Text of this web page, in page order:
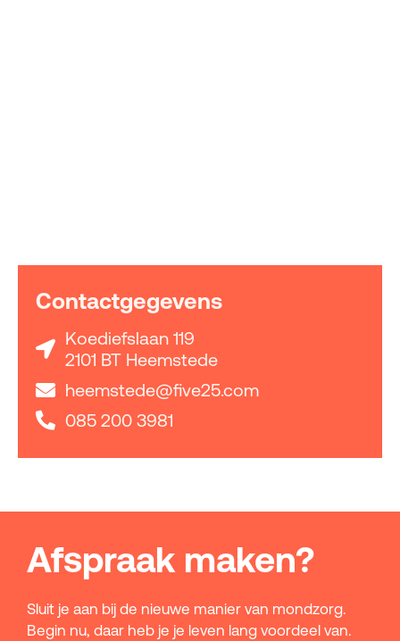
Contactgegevens
Koediefslaan 119
2101 BT Heemstede
heemstede@five25.com
085 200 3981
Afspraak maken?
Sluit je aan bij de nieuwe manier van mondzorg.
Begin nu, daar heb je je leven lang voordeel van.